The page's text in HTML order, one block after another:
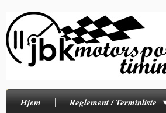
Hjem Reglement / Terminliste